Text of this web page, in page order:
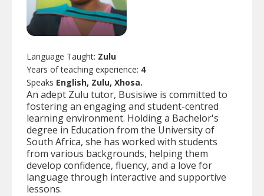
Language Taught: Zulu
Years of teaching experience: 4
Speaks English, Zulu, Xhosa.
An adept Zulu tutor, Busisiwe is committed to
fostering an engaging and student-centred
learning environment. Holding a Bachelor's
degree in Education from the University of
South Africa, she has worked with students
from various backgrounds, helping them
develop confidence, fluency, and a love for
language through interactive and supportive
lessons.